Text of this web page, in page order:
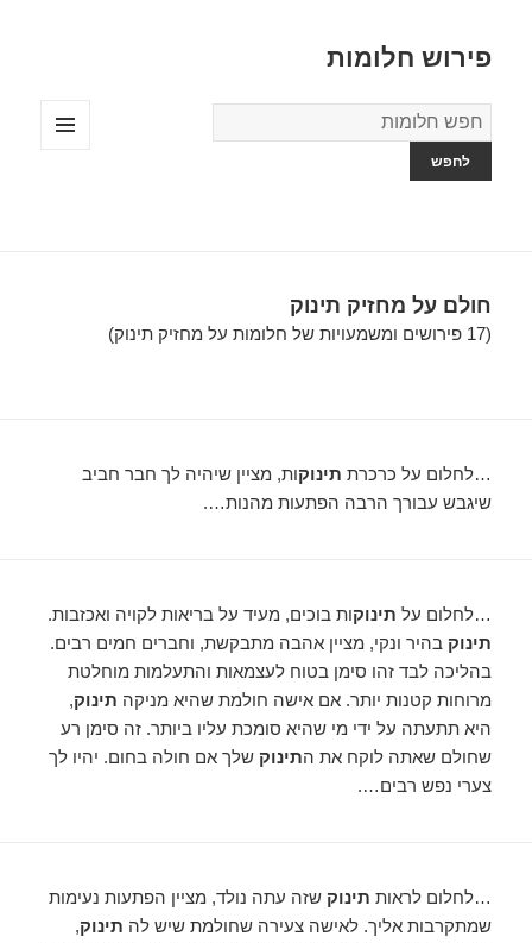
פירוש חלומות
מילון
החלומות
חולם על מחזיק תינוק
(17 פירושים ומשמעויות של חלומות על מחזיק תינוק)
…לחלום על כרכרת תינוקות, מציין שיהיה לך חבר חביב
שיגבש עבורך הרבה הפתעות מהנות….
…לחלום על תינוקות בוכים, מעיד על בריאות לקויה ואכזבות.
תינוק בהיר ונקי, מציין אהבה מתבקשת, וחברים חמים רבים.
בהליכה לבד זהו סימן בטוח לעצמאות והתעלמות מוחלטת
מרוחות קטנות יותר. אם אישה חולמת שהיא מניקה תינוק,
היא תתעתה על ידי מי שהיא סומכת עליו ביותר. זה סימן רע
שחולם שאתה לוקח את התינוק שלך אם חולה בחום. יהיו לך
צערי נפש רבים….
…לחלום לראות תינוק שזה עתה נולד, מציין הפתעות נעימות
שמתקרבות אליך. לאישה צעירה שחולמת שיש לה תינוק,